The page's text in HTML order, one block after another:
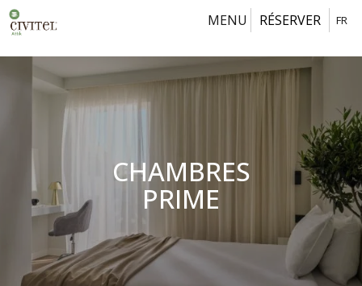
MENU FR
RÉSERVER
Civitel
Athens
CHAMBRES
PRIME